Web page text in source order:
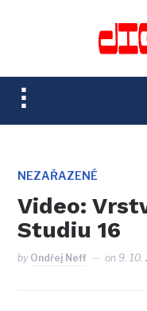
TOGGLE
SIDEBAR
NAVIGATION
NEZAŘAZENÉ
Video:
Studiu 16
by Ondřej Neff on 9. 10.